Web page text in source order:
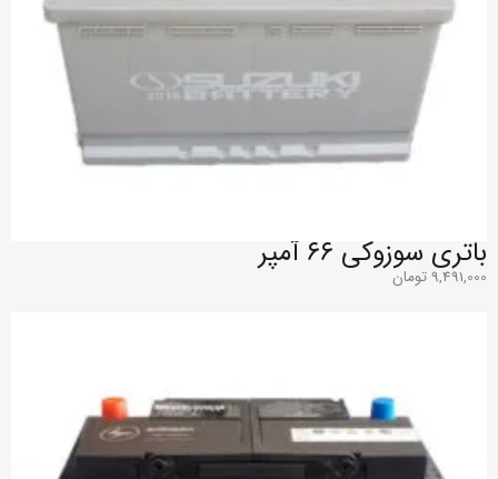
باتری سوزوکی ۶۶ آمپر
9,491,000تومان